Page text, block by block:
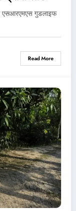
एसआरएमएस गुडलाइफ
Read More